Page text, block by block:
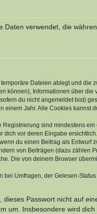
Daten verwendet, die
Dateien ablegt und die
können), Informationen über die
du nicht angemeldet bist)
Jahr. Alle Cookies kannst
sind mindestens
dich vor deren Eingabe ersichtlich.
du einen Beitrag als Entwurf
von Beiträgen (dazu zählen
Die von deinem Browser
Umfragen, der Gelesen-
Passwort nicht auf
um. Insbesondere wird